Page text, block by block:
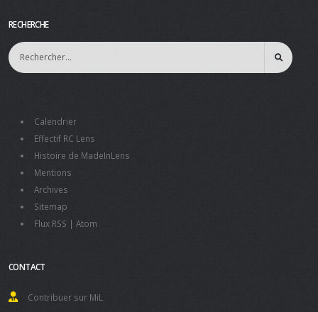
RECHERCHE
Calendrier
Effectif RC Lens
Histoire de MadeInLens
Mentions
Archives
Sitemap
Flux RSS | Atom
CONTACT
Contribuer sur MiL